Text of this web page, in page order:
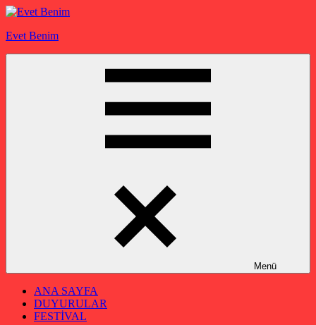
İçeriğe
Evet Benim
Menü
ANA SAYFA
DUYURULAR
FESTİVAL